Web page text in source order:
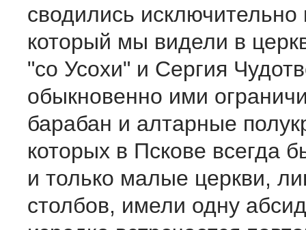
сводились исключительно
который мы видели в
"со Усохи" и Сергия
обыкновенно ими
барабан и алтарные
которых в Пскове всегда
и только малые церкви,
столбов, имели одну